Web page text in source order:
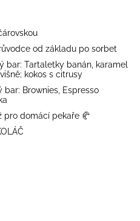
od základu po sorbet
bar: Tartaletky banán, karamel
kokos s citrusy
bar: Brownies, Espresso
pro domácí pekaře 🥐